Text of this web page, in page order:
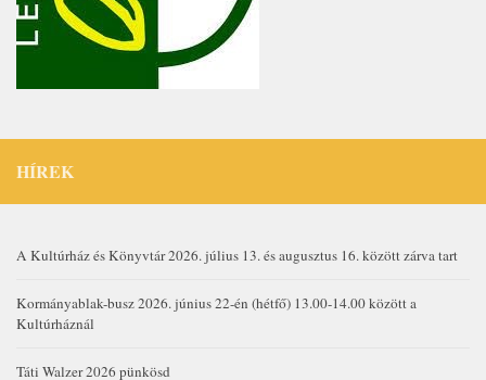
HÍREK
A Kultúrház és Könyvtár 2026. július 13. és augusztus 16. között zárva tart
Kormányablak-busz 2026. június 22-én (hétfő) 13.00-14.00 között a
Kultúrháznál
Táti Walzer 2026 pünkösd